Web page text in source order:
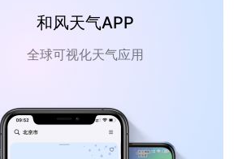
和风天气APP
全球可视化天气应用